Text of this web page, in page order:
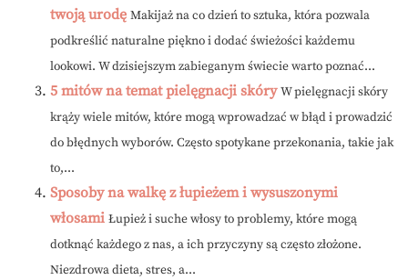
twoją urodę Makijaż na co dzień to sztuka, która pozwala
podkreślić naturalne piękno i dodać świeżości każdemu
lookowi. W dzisiejszym zabieganym świecie warto poznać...
5 mitów na temat pielęgnacji skóry W pielęgnacji skóry
krąży wiele mitów, które mogą wprowadzać w błąd i prowadzić
do błędnych wyborów. Często spotykane przekonania, takie jak
to,...
Sposoby na walkę z łupieżem i wysuszonymi
włosami Łupież i suche włosy to problemy, które mogą
dotknąć każdego z nas, a ich przyczyny są często złożone.
Niezdrowa dieta, stres, a...